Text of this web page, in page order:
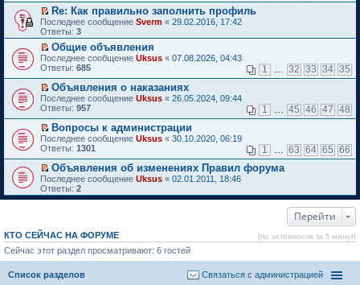
н
е
п
р
о
ч
и
а
н
н
о
м
у
с
о
о
б
щ
е
н
р
в
о
м
у
н
е
п
р
о
ч
т
а
н
н
о
м
у
с
о
щ
е
н
и
е
й
т
и
к
п
е
в
о
м
у
н
е
п
р
о
ч
и
т
а
о
м
у
с
о
П
е
р
е
й
т
и
к
п
е
в
о
м
у
н
е
п
р
о
т
а
н
н
м
Re: Как правильно заполнить профиль
Последнее сообщение Sverm « 29.02.2016, 17:42
Ответы: 3
П
е
е
й
т
и
к
п
е
р
в
о
м
у
н
о
ч
а
Общие объявления
Последнее сообщение Uksus « 07.08.2026, 04:43
Ответы: 685 1 … 32 33 34 35
П
е
е
й
т
и
к
п
е
р
в
у
н
е
п
о
Объявления о наказаниях
Последнее сообщение Uksus « 26.05.2024, 09:44
Ответы: 957 1 … 45 46 47 48
П
е
е
й
т
и
р
в
о
м
у
н
Вопросы к администрации
Последнее сообщение Uksus « 30.10.2020, 06:19
Ответы: 1301 1 … 63 64 65 66
П
е
р
и
к
п
е
р
Объявления об изменениях Правил форума
Последнее сообщение Uksus « 02.01.2011, 18:46
Ответы: 2
Перейти
КТО СЕЙЧАС НА ФОРУМЕ (по активности за 5 минут)
Сейчас этот раздел просматривают: 6 гостей
Список разделов Связаться с администрацией